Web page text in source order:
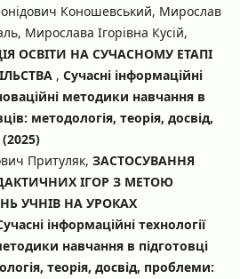
Коношевський, Мирослав
Мирослава Ігорівна Кусій,
ОСВІТИ НА СУЧАСНОМУ ЕТАПІ
, Сучасні інформаційні
методики навчання в
методологія, теорія, досвід,
Притуляк, ЗАСТОСУВАННЯ
ІГОР З МЕТОЮ
УЧНІВ НА УРОКАХ
інформаційні технології
навчання в підготовці
теорія, досвід, проблеми: